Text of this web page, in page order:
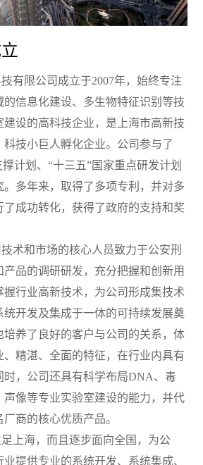
限公司成立于2007年，始终专注
的信息化建设、多生物特征识别等技
建设的高科技企业，是上海市高新技
技小巨人孵化企业。公司参与了
计划、“十三五”国家重点研发计划
多年来，取得了多项专利 ，并对多
成功转化，获得了政府的支持和奖
和市场的核心人员致力于公安刑
品的调研研发，充分把握和创新用
握行业高新技术，为公司形成集技术
统开发及集成于一体的可持续发展奠
培养了良好的客户与公司的关系，体
精湛、全面的特征，在行业内具有
时，公司还具有科学布局DNA、毒
声像等专业实验室建设的能力，并代
商的核心优质产品。
海，而且逐步面向全国，为公
提供专业的系统开发、系统集成、